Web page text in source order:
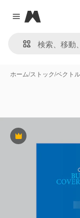
Close menu
Magnific
ホーム/ストック/ベクトル
Premium